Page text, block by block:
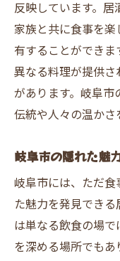
反映しています。居
家族と共に食事を
有することができま
異なる料理が提供
があります。岐阜市
伝統や人々の温かさ
岐阜市の隠れた魅
岐阜市には、ただ
た魅力を発見でき
は単なる飲食の場
を深める場所でも